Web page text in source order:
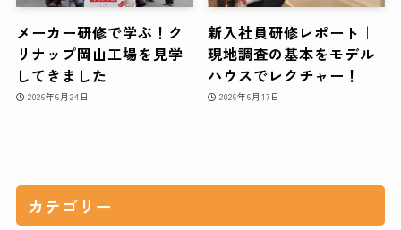
メーカー研修で学ぶ！ク
リナップ岡山工場を見学
してきました
2026年6月24日
新入社員研修レポート｜
現地調査の基本をモデル
ハウスでレクチャー！
2026年6月17日
カテゴリー